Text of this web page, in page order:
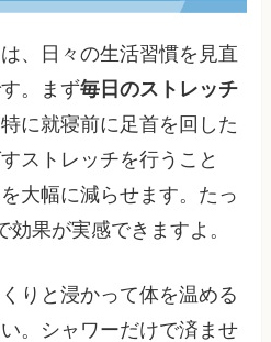
、日々の生活習慣を見直
。まず毎日のストレッチ
に就寝前に足首を回した
ストレッチを行うこと
大幅に減らせます。たっ
果が実感できますよ。
りと浸かって体を温める
。シャワーだけで済ませ